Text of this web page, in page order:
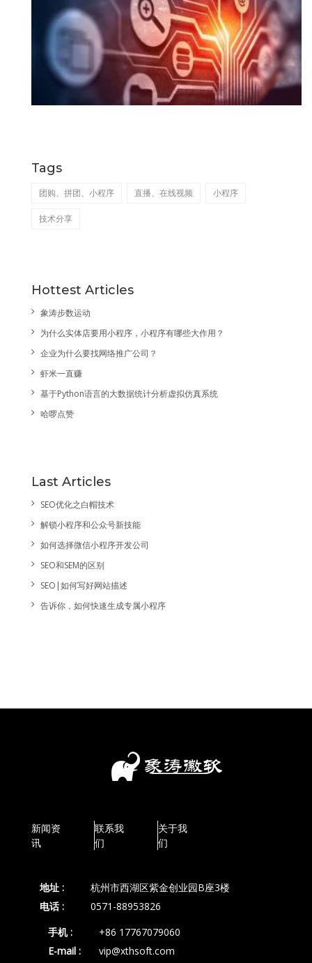
Tags
团购、拼团、小程序 直播、在线视频 小程序
技术分享
Hottest Articles
象涛步数运动
为什么实体店要用小程序，小程序有哪些大作用？
企业为什么要找网络推广公司？
虾米一直赚
基于Python语言的大数据统计分析虚拟仿真系统
哈啰点赞
Last Articles
SEO优化之白帽技术
解锁小程序和公众号新技能
如何选择微信小程序开发公司
SEO和SEM的区别
SEO|如何写好网站描述
告诉你，如何快速生成专属小程序
新闻资
讯
联系我
们
关于我
们
地址 :
杭州市西湖区紫金创业园B座3楼
电话 :
0571-88953826
手机 :
+86 17767079060
E-mail :
vip@xthsoft.com